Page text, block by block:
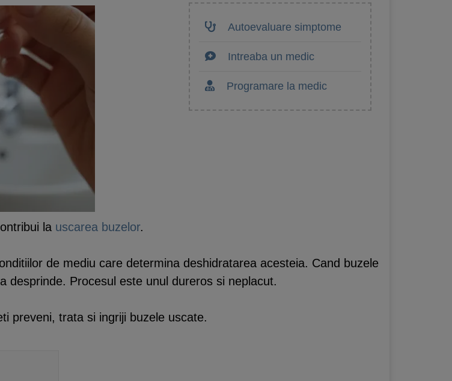
Autoevaluare simptome
Intreaba un medic
Programare la medic
la uscarea buzelor.
de mediu care determina deshidratarea acesteia. Cand buzele
desprinde. Procesul este unul dureros si neplacut.
preveni, trata si ingriji buzele uscate.